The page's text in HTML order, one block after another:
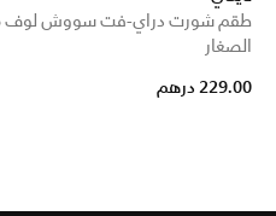
طقم شورت دراي-فت سووش لوف
الصغار
229.00 درهم